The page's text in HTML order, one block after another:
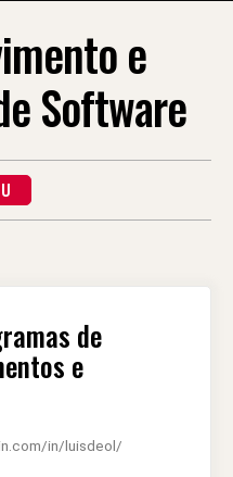
e
Software
de
e
in/luisdeol/